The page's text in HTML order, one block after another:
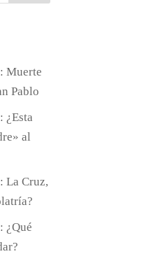
Muerte
Pablo
¿Esta
al
La Cruz,
¿Qué